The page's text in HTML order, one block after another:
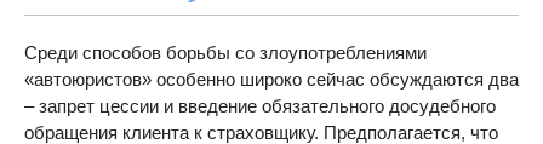
Среди способов борьбы со злоупотреблениями
«автоюристов» особенно широко сейчас обсуждаются два
– запрет цессии и введение обязательного досудебного
обращения клиента к страховщику. Предполагается, что